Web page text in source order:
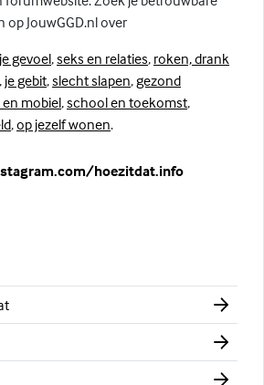
op JouwGGD.nl over
je gevoel,seks en relaties, roken, drank
, je gebit,slecht slapen,gezond
mobiel,school en toekomst,
,op jezelf wonen.
hoezitdat.info